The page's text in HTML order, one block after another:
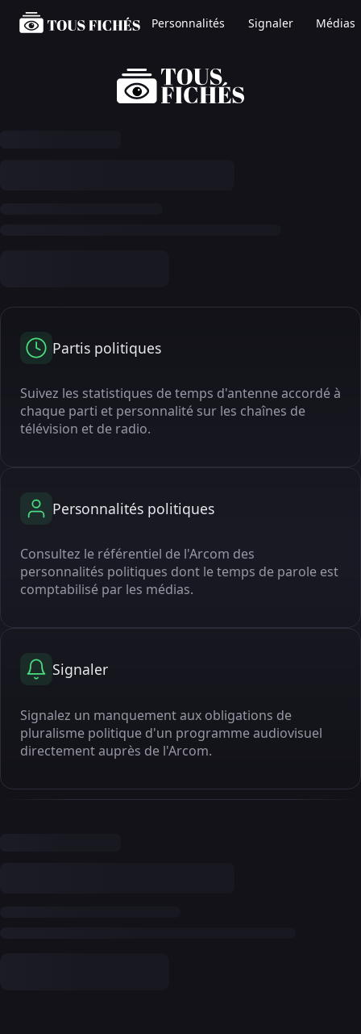
Personnalités Signaler Médias
Partis politiques
Suivez les statistiques de temps d'antenne accordé à
chaque parti et personnalité sur les chaînes de
télévision et de radio.
Personnalités politiques
Consultez le référentiel de l'Arcom des
personnalités politiques dont le temps de parole est
comptabilisé par les médias.
Signaler
Signalez un manquement aux obligations de
pluralisme politique d'un programme audiovisuel
directement auprès de l'Arcom.